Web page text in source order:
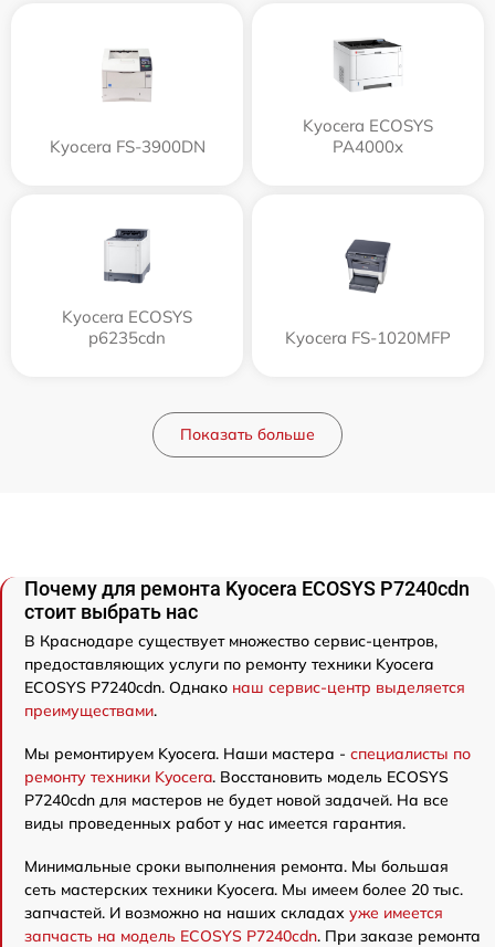
Kyocera FS-3900DN
Kyocera ECOSYS
PA4000x
Kyocera ECOSYS
p6235cdn
Kyocera FS-1020MFP
Показать больше
Почему для ремонта Kyocera ECOSYS P7240cdn
стоит выбрать нас
В Краснодаре существует множество сервис-центров,
предоставляющих услуги по ремонту техники Kyocera
ECOSYS P7240cdn. Однако наш сервис-центр выделяется
преимуществами.
Мы ремонтируем Kyocera. Наши мастера - специалисты по
ремонту техники Kyocera. Восстановить модель ECOSYS
P7240cdn для мастеров не будет новой задачей. На все
виды проведенных работ у нас имеется гарантия.
Минимальные сроки выполнения ремонта. Мы большая
сеть мастерских техники Kyocera. Мы имеем более 20 тыс.
запчастей. И возможно на наших складах уже имеется
запчасть на модель ECOSYS P7240cdn. При заказе ремонта